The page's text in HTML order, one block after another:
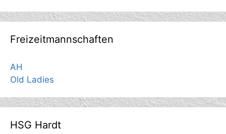
Freizeitmannschaften
AH
Old Ladies
HSG Hardt